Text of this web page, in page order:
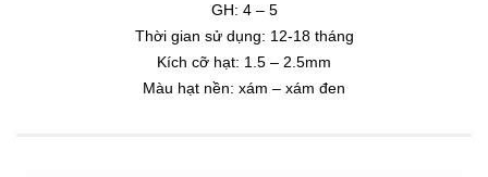
GH: 4 – 5
Thời gian sử dụng: 12-18 tháng
Kích cỡ hạt: 1.5 – 2.5mm
Màu hạt nền: xám – xám đen